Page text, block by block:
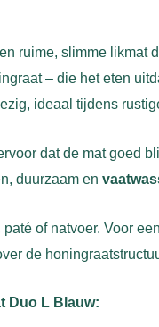
ruime, slimme likmat
– die het eten
ideaal tijdens
dat de mat goed
duurzaam en
of natvoer. Voor
de
Duo L Blauw: